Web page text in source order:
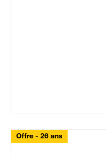
Offre - 26 ans